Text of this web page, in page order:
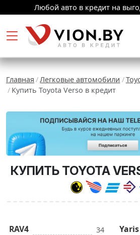
Любой авто в кредит на
Главная Легковые автомобили
Купить Toyota Verso в кредит
КУПИТЬ TOYOTA
RAV4 34 Yaris